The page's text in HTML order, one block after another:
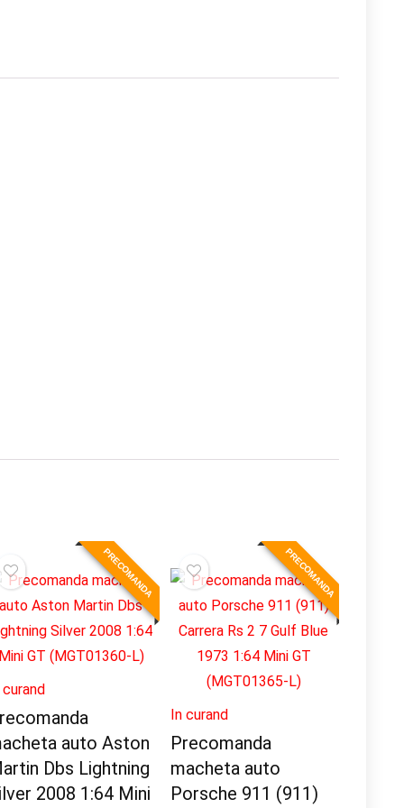
PRECOMANDA
curand
auto Aston
Dbs Lightning
2008 1:64 Mini
PRECOMANDA
In curand
Precomanda
macheta auto
Porsche 911 (911)